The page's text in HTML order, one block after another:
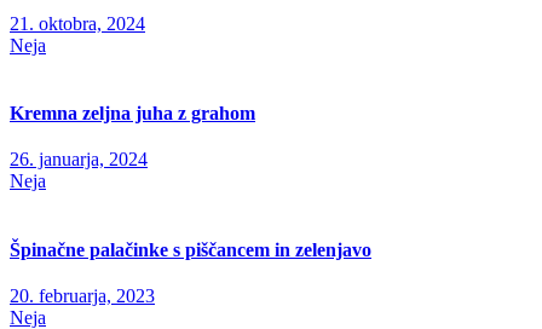
21. oktobra, 2024
Neja
Kremna zeljna juha z grahom
26. januarja, 2024
Neja
Špinačne palačinke s piščancem in zelenjavo
20. februarja, 2023
Neja